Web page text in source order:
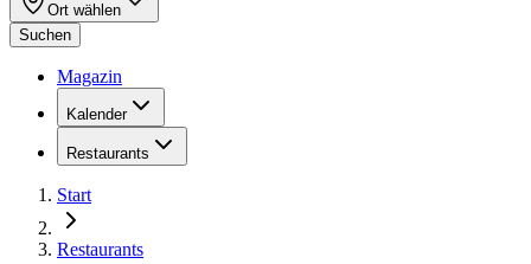
Ort wählen
Suchen
Magazin
Kalender
Restaurants
Start
Restaurants